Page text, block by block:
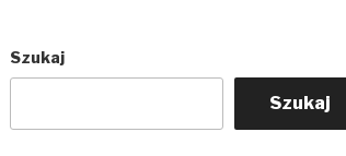
Szukaj
Szukaj